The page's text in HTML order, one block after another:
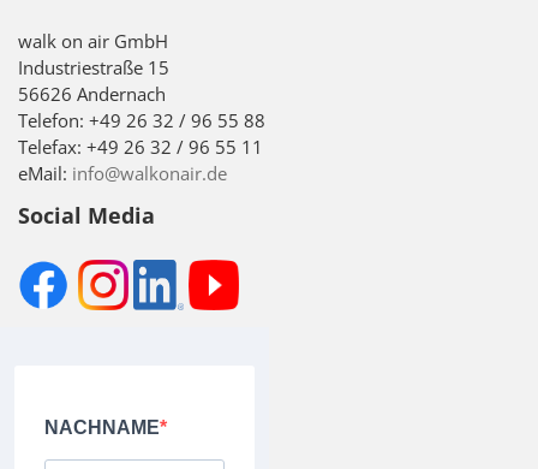
walk on air GmbH
Industriestraße 15
56626 Andernach
Telefon: +49 26 32 / 96 55 88
Telefax: +49 26 32 / 96 55 11
eMail: info@walkonair.de
Social Media
NACHNAME